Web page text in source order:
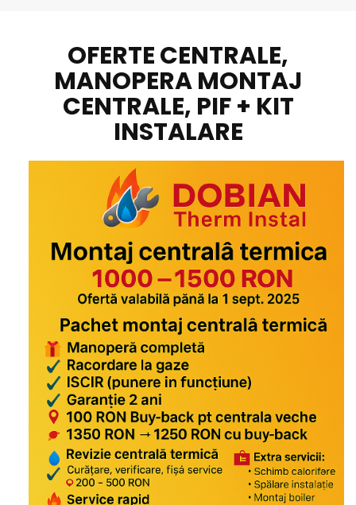
OFERTE CENTRALE,
MANOPERA MONTAJ
CENTRALE, PIF + KIT
INSTALARE